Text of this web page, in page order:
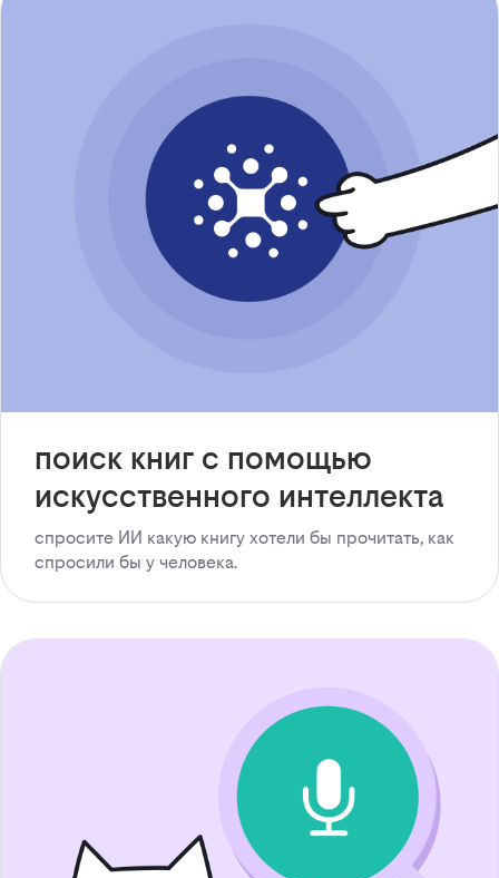
поиск книг с помощью
искусственного интеллекта
спросите ИИ какую книгу хотели бы прочитать, как
спросили бы у человека.